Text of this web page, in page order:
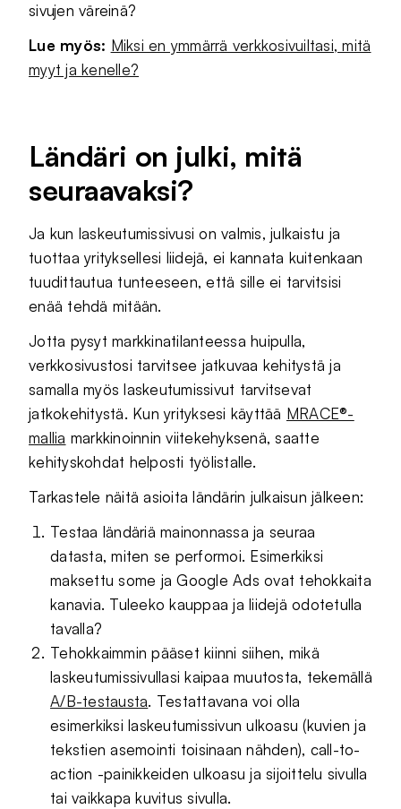
sivujen väreinä?
Lue myös: Miksi en ymmärrä verkkosivuiltasi, mitä
myyt ja kenelle?
Ländäri on julki, mitä
seuraavaksi?
Ja kun laskeutumissivusi on valmis, julkaistu ja
tuottaa yrityksellesi liidejä, ei kannata kuitenkaan
tuudittautua tunteeseen, että sille ei tarvitsisi
enää tehdä mitään.
Jotta pysyt markkinatilanteessa huipulla,
verkkosivustosi tarvitsee jatkuvaa kehitystä ja
samalla myös laskeutumissivut tarvitsevat
jatkokehitystä. Kun yrityksesi käyttää MRACE®-
mallia markkinoinnin viitekehyksenä, saatte
kehityskohdat helposti työlistalle.
Tarkastele näitä asioita ländärin julkaisun jälkeen:
Testaa ländäriä mainonnassa ja seuraa
datasta, miten se performoi. Esimerkiksi
maksettu some ja Google Ads ovat tehokkaita
kanavia. Tuleeko kauppaa ja liidejä odotetulla
tavalla?
Tehokkaimmin pääset kiinni siihen, mikä
laskeutumissivullasi kaipaa muutosta, tekemällä
A/B-testausta. Testattavana voi olla
esimerkiksi laskeutumissivun ulkoasu (kuvien ja
tekstien asemointi toisinaan nähden), call-to-
action -painikkeiden ulkoasu ja sijoittelu sivulla
tai vaikkapa kuvitus sivulla.